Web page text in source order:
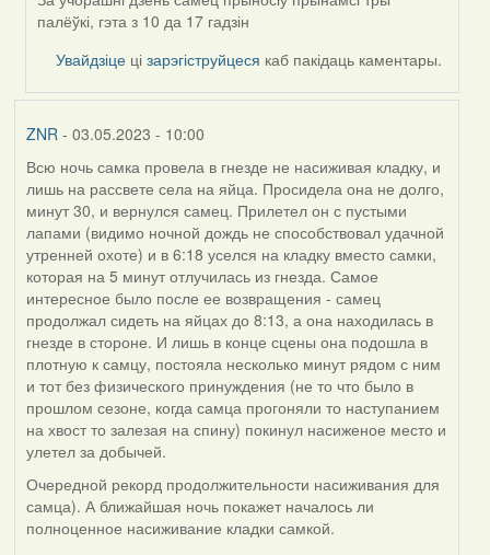
In
reply
ZNR
палёўкі, гэта з 10 да 17 гадзін
Увайдзіце цізарэгіструйцеся каб пакідаць каментары.
ZNR- 03.05.2023 - 10:00
Всю ночь самка провела в гнезде не насиживая кладку, и
лишь на рассвете села на яйца. Просидела она не долго,
минут 30, и вернулся самец. Прилетел он с пустыми
лапами (видимо ночной дождь не способствовал удачной
утренней охоте) и в 6:18 уселся на кладку вместо самки,
которая на 5 минут отлучилась из гнезда. Самое
интересное было после ее возвращения - самец
продолжал сидеть на яйцах до 8:13, а она находилась в
гнезде в стороне. И лишь в конце сцены она подошла в
плотную к самцу, постояла несколько минут рядом с ним
и тот без физического принуждения (не то что было в
прошлом сезоне, когда самца прогоняли то наступанием
на хвост то залезая на спину) покинул насиженое место и
улетел за добычей.
Очередной рекорд продолжительности насиживания для
самца). А ближайшая ночь покажет началось ли
полноценное насиживание кладки самкой.